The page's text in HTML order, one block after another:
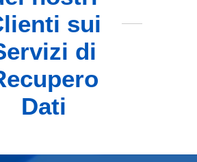
sui
di
Dati